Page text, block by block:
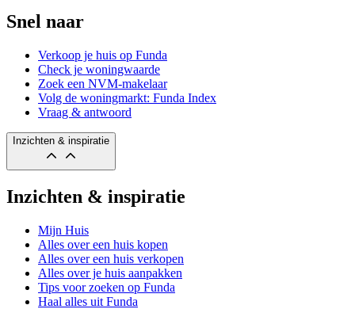
Snel naar
Verkoop je huis op Funda
Check je woningwaarde
Zoek een NVM-makelaar
Volg de woningmarkt: Funda Index
Vraag & antwoord
Inzichten & inspiratie
Inzichten & inspiratie
Mijn Huis
Alles over een huis kopen
Alles over een huis verkopen
Alles over je huis aanpakken
Tips voor zoeken op Funda
Haal alles uit Funda